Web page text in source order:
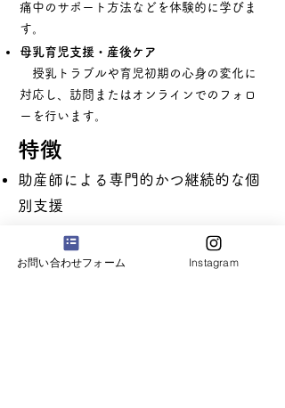
痛中のサポート方法などを体験的に学びま
す。
母乳育児支援・産後ケア
授乳トラブルや育児初期の心身の変化に
対応し、訪問またはオンラインでのフォロ
ーを行います。
特徴
助産師による専門的かつ継続的な個
別支援
医学的エビデンスに基づいた情報提
供
お問い合わせフォーム Instagram